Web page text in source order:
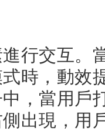
行交互。
時，動效
，當用戶
出現，用